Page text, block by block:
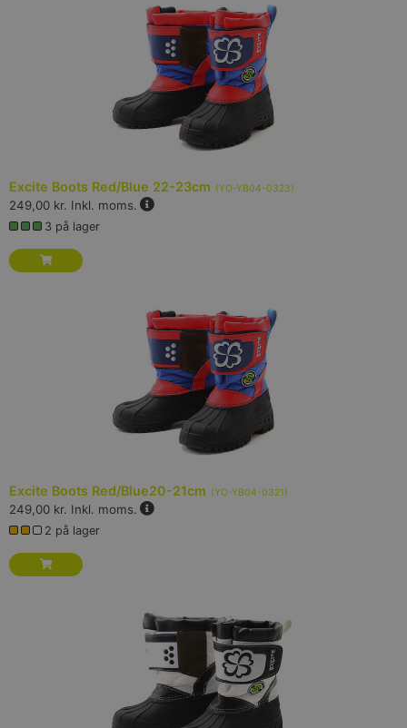
Excite Boots Red/Blue 22-23cm (YO-YB04-0323)
249,00 kr. Inkl. moms.
3 på lager
Excite Boots Red/Blue20-21cm (YO-YB04-0321)
249,00 kr. Inkl. moms.
2 på lager